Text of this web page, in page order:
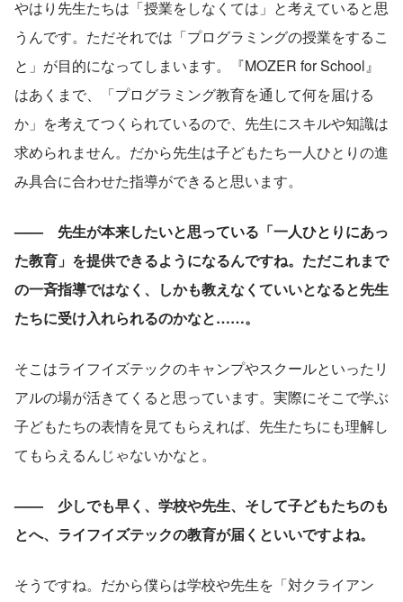
やはり先生たちは「授業をしなくては」と考えていると思
うんです。ただそれでは「プログラミングの授業をするこ
と」が目的になってしまいます。『MOZER for School』
はあくまで、「プログラミング教育を通して何を届ける
か」を考えてつくられているので、先生にスキルや知識は
求められません。だから先生は子どもたち一人ひとりの進
み具合に合わせた指導ができると思います。
——　先生が本来したいと思っている「一人ひとりにあっ
た教育」を提供できるようになるんですね。ただこれまで
の一斉指導ではなく、しかも教えなくていいとなると先生
たちに受け入れられるのかなと……。
そこはライフイズテックのキャンプやスクールといったリ
アルの場が活きてくると思っています。実際にそこで学ぶ
子どもたちの表情を見てもらえれば、先生たちにも理解し
てもらえるんじゃないかなと。
——　少しでも早く、学校や先生、そして子どもたちのも
とへ、ライフイズテックの教育が届くといいですよね。
そうですね。だから僕らは学校や先生を「対クライアン